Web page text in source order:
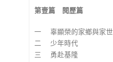
第壹篇 閱歷篇
一 辜顯榮的家鄉與家世
二 少年時代
三 勇赴基隆